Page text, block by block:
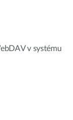
v systému